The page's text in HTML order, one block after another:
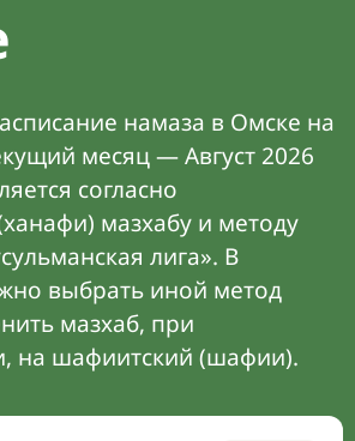
намаза в Омске на
месяц — Август 2026
согласно
мазхабу и методу
лига». В
выбрать иной метод
мазхаб, при
на шафиитский (шафии).